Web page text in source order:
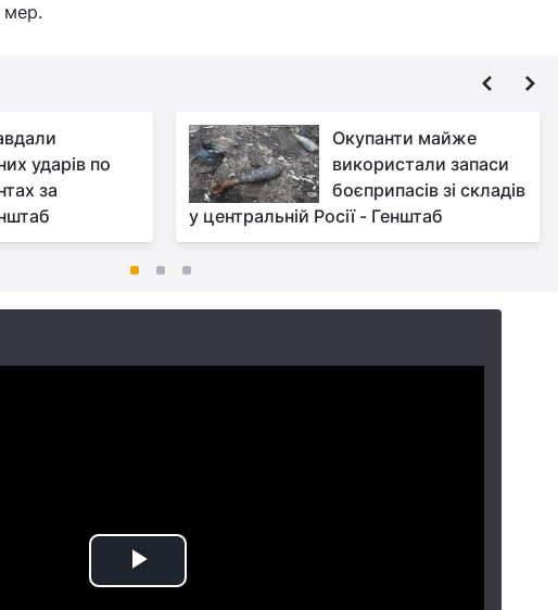
мер.
ударів по
за
Окупанти майже
використали запаси
боєприпасів зі складів
у центральній Росії - Генштаб
Play